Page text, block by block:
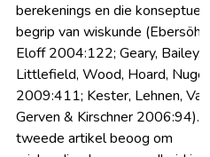
berekenings en die
begrip van wiskunde
Eloff 2004:122; Geary, Bailey,
Littlefield, Wood, Hoard,
2009:411; Kester, Lehnen, Van
Gerven & Kirschner 2006:94).
tweede artikel beoog om